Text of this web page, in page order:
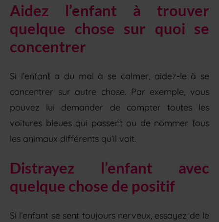
Aidez l’enfant à trouver
quelque chose sur quoi se
concentrer
Si l’enfant a du mal à se calmer, aidez-le à se
concentrer sur autre chose. Par exemple, vous
pouvez lui demander de compter toutes les
voitures bleues qui passent ou de nommer tous
les animaux différents qu’il voit.
Distrayez l’enfant avec
quelque chose de positif
Si l’enfant se sent toujours nerveux, essayez de le